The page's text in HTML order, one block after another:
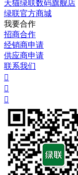
天猫绿联数码旗舰店
绿联官方商城
我要合作
招商合作
经销商申请
供应商申请
联系我们


